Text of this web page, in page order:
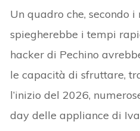
Un quadro che, secondo
spiegherebbe i tempi
hacker di Pechino
le capacità di sfruttare,
l’inizio del 2026,
day delle appliance di